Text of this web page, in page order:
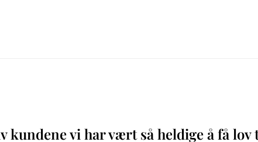
kundene vi har vært så heldige å få lov